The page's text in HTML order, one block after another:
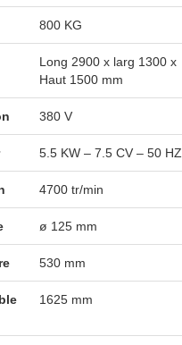
800 KG
Long 2900 x larg 1300 x
Haut 1500 mm
380 V
5.5 KW – 7.5 CV – 50 HZ
4700 tr/min
ø 125 mm
530 mm
1625 mm